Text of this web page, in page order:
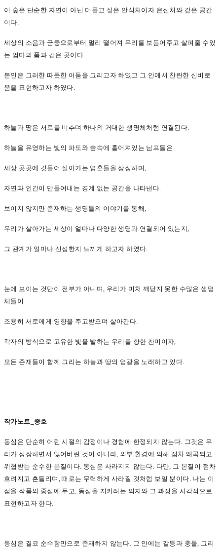
이 숲은 단순한 자연이 아닌 머물고 싶은 안식처이자 은신처와 같은 공간
이다.
세상의 소음과 군중으로부터 멀리 떨어져 우리를 보듬어주고 살펴줄 수있
는 엄마의 품과 같은 곳이다.
본인은 그러한 따듯한 어둠을 그리고자 하였고 그 안에서 찬란한 신비로
움을 표현하고자 하였다.
하늘과 땅은 서로를 비추며 하나의 거대한 생명체처럼 연결된다.
하늘을 유영하는 빛의 파도와 숲속에 흩어져있는 님프들은
세상 곳곳에 깃들어 살아가는 영혼들을 상징하며,
자연과 인간이 만들어내는 경계 없는 공간을 나타낸다.
보이지 않지만 존재하는 생명들의 이야기를 통해,
우리가 살아가는 세상이 얼마나 다양한 생명과 연결되어 있는지,
그 관계가 얼마나 신성한지 느끼게 하고자 하였다.
눈에 보이는 것만이 전부가 아니며, 우리가 미처 깨닫지 못한 수많은 생명
체들이
조용히 서로에게 영향을 주고받으며 살아간다.
각자의 방식으로 고유한 빛을 발하는 우리를 향한 찬미이자,
모든 존재들이 함께 그리는 하늘과 땅의 영광을 노래하고 있다.
작가노트_종호
동심은 단순히 어린 시절의 감정이나 경험에 한정되지 않는다. 그것은 우
리가 성장하면서 잃어버린 것이 아니라, 외부 환경에 의해 점차 왜곡되고
위협받는 순수한 본질이다. 동심은 사라지지 않는다. 다만, 그 본질이 점차
흐려지고 흔들리며, 때로는 무력하게 사라질 것처럼 보일 뿐이다. 나는 이
점을 작품의 중심에 두고, 동심을 지키려는 의지와 그 과정을 시각적으로
표현하고자 한다.
동심은 결코 순수함만으로 존재하지 않는다. 그 안에는 갈등과 충돌, 그리